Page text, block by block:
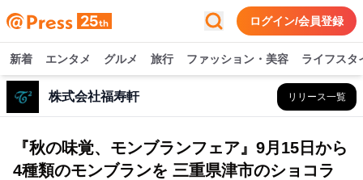
ログイン/会員登録
新着 エンタメ グルメ 旅行 ファッション・美容 ライフスタ
株式会社福寿軒 リリース一覧
『秋の味覚、モンブランフェア』9月15日から
4種類のモンブランを 三重県津市のショコラ